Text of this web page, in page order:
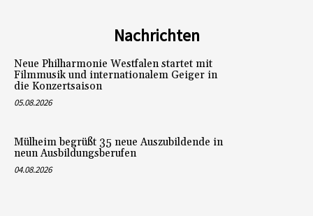
Nachrichten
Neue Philharmonie Westfalen startet mit
Filmmusik und internationalem Geiger in
die Konzertsaison
05.08.2026
Mülheim begrüßt 35 neue Auszubildende in
neun Ausbildungsberufen
04.08.2026